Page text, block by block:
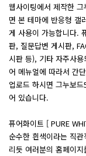
웹사이팅에서 제작한
면 본 테마에 반응형 갤
게 사용이 가능합니다.
판, 질문답변 게시판,
시판 등), 기타 자주사
어 메뉴얼에 따라서 간
업로드 하시면 그누보
어 있습니다.
퓨어화이트 [ PURE
순수한 흰색이라는 직
리듯 여러분의 홈페이